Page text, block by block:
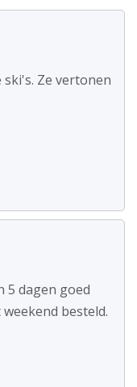
Ze vertonen
5 dagen goed
besteld.